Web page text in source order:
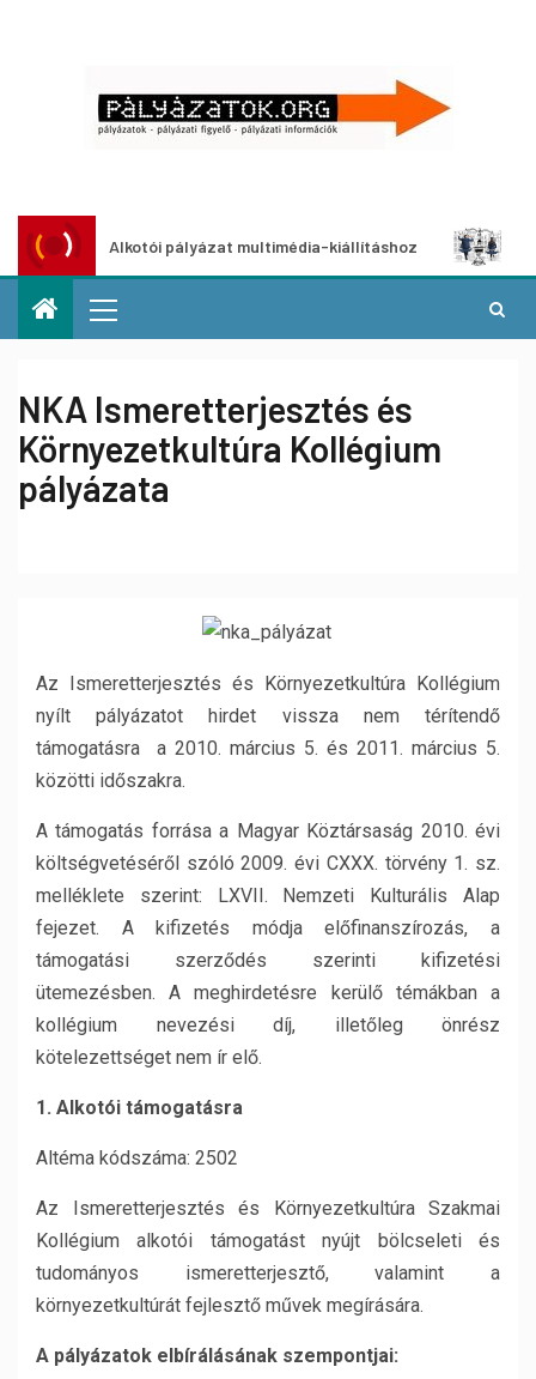
Alkotói pályázat multimédia-kiállításhoz Pályázat a
NKA Ismeretterjesztés és
Környezetkultúra Kollégium
pályázata
Az Ismeretterjesztés és Környezetkultúra Kollégium
nyílt pályázatot hirdet vissza nem térítendő
támogatásra a 2010. március 5. és 2011. március 5.
közötti időszakra.
A támogatás forrása a Magyar Köztársaság 2010. évi
költségvetéséről szóló 2009. évi CXXX. törvény 1. sz.
melléklete szerint: LXVII. Nemzeti Kulturális Alap
fejezet. A kifizetés módja előfinanszírozás, a
támogatási szerződés szerinti kifizetési
ütemezésben. A meghirdetésre kerülő témákban a
kollégium nevezési díj, illetőleg önrész
kötelezettséget nem ír elő.
1. Alkotói támogatásra
Altéma kódszáma: 2502
Az Ismeretterjesztés és Környezetkultúra Szakmai
Kollégium alkotói támogatást nyújt bölcseleti és
tudományos ismeretterjesztő, valamint a
környezetkultúrát fejlesztő művek megírására.
A pályázatok elbírálásának szempontjai: